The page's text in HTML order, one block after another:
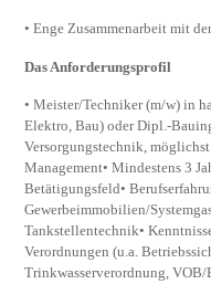
• Enge Zusammenarbeit mit
Das Anforderungsprofil
• Meister/Techniker (m/w) in
Elektro, Bau) oder Dipl.-
Versorgungstechnik,
Management• Mindestens 3
Betätigungsfeld•
Gewerbeimmobilien/
Tankstellentechnik•
Verordnungen (u.a.
Trinkwasserverordnung, VOB/